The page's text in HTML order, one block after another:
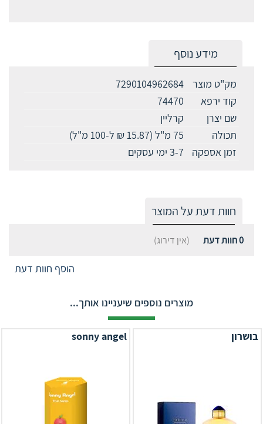
מידע נוסף
מק"ט מוצר
7290104962684
קוד ירפא
74470
שם יצרן
קרליין
תכולה
75 מ"ל (15.87 ₪ ל-100 מ"ל)
זמן אספקה
3-7 ימי עסקים
חוות דעת על המוצר
0חוות דעת (אין דירוג)
הוסף חוות דעת
מוצרים נוספים שיעניינו אותך...
בושרון sonny angel